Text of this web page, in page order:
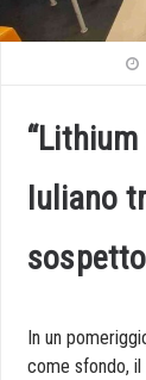
Iuliano
In un
come sfondo, il